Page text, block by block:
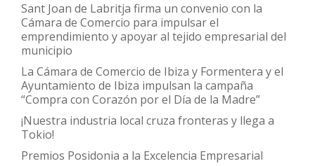
Sant Joan de Labritja firma un convenio con la
Cámara de Comercio para impulsar el
emprendimiento y apoyar al tejido empresarial del
municipio
La Cámara de Comercio de Ibiza y Formentera y el
Ayuntamiento de Ibiza impulsan la campaña
“Compra con Corazón por el Día de la Madre”
¡Nuestra industria local cruza fronteras y llega a
Tokio!
Premios Posidonia a la Excelencia Empresarial